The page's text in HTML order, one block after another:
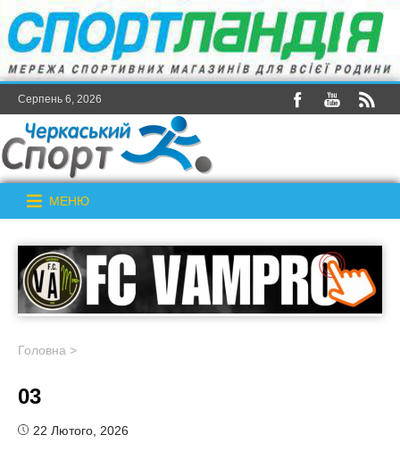
Серпень 6, 2026
МЕНЮ
Головна >
03
22 Лютого, 2026